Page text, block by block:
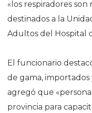
«los respiradores
destinados a la
Adultos del Hospital
El funcionario
de gama,
agregó que
provincia para